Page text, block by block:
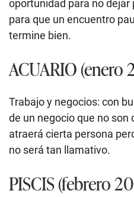
oportunidad para no
para que un encuentro
termine bien.
ACUARIO (enero
Trabajo y negocios: con
de un negocio que no son
atraerá cierta persona
no será tan llamativo.
PISCIS (febrero